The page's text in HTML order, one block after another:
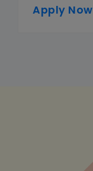
Apply Now